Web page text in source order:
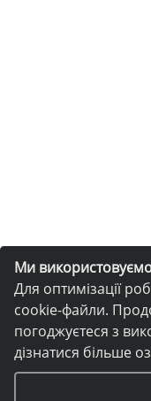
Ми
Для оптимізації
cookie-файли.
погоджуєтеся з
дізнатися більше